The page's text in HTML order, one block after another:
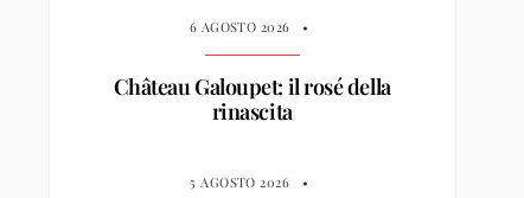
6 AGOSTO 2026 •
Château Galoupet: il rosé della
rinascita
5 AGOSTO 2026 •